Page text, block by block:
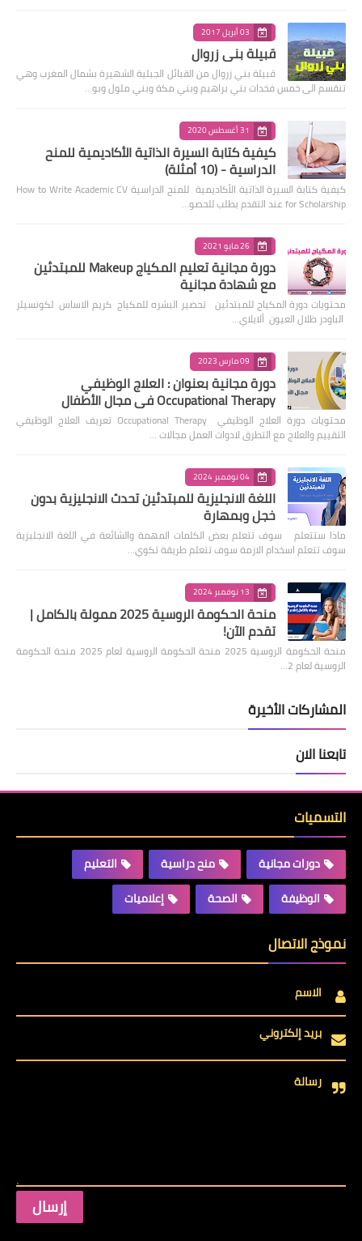
03 أبريل 2017
قبيلة بني زروال
قبيلة بني زروال من القبائل الجبلية الشهيرة بشمال المغرب وهي
تنقسم الى خمس فخدات بني براهيم وبني مكة وبني ملول وبو…
31 أغسطس 2020
كيفية كتابة السيرة الذاتية الأكاديمية للمنح
الدراسية - (10 أمثلة)
كيفية كتابة السيرة الذاتية الأكاديمية للمنح الدراسية How to Write Academic CV
for Scholarship عند التقدم بطلب للحصو…
26 مايو 2021
دورة مجانية تعليم المكياج Makeup للمبتدئين
مع شهادة مجانية
محتويات دورة المكياج للمبتدئين تحضير البشره للمكياج كريم الاساس لكونسيلر
الباودر ظلال العيون ألايلاي…
09 مارس 2023
دورة مجانية بعنوان : العلاج الوظيفي
Occupational Therapy في مجال الأطفال
محتويات دورة العلاج الوظيفي Occupational Therapy تعريف العلاج الوظيفي
التقييم والعلاج مع التطرق لادوات العمل مجالات …
04 نوفمبر 2024
اللغة الانجليزية للمبتدئين تحدث الانجليزية بدون
خجل وبمهارة
ماذا ستتعلم سوف تتعلم بعض الكلمات المهمة والشائعة في اللغة الانجليزية
سوف تتعلم اسخدام الازمة سوف تتعلم طريقة تكوي…
13 نوفمبر 2024
منحة الحكومة الروسية 2025 ممولة بالكامل |
تقدم الآن!
منحة الحكومة الروسية 2025 منحة الحكومة الروسية لعام 2025 منحة الحكومة
الروسية لعام 2…
المشاركات الأخيرة
تابعنا الان
التسميات
دورات مجانية منح دراسية
التعليم
الوظيفة
الصحة إعلاميات
نموذج الاتصال
الاسم
بريد إلكتروني
رسالة